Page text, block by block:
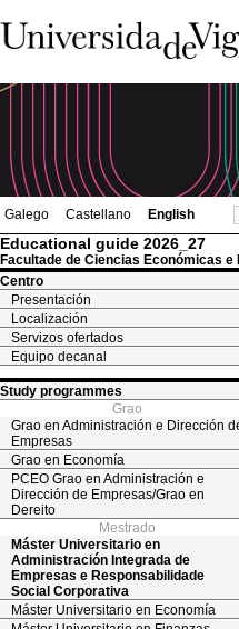
Galego Castellano English
Educational guide 2026_27
Facultade de Ciencias Económicas e
Centro
Presentación
Localización
Servizos ofertados
Equipo decanal
Study programmes
Grao
Grao en Administración e Dirección
Empresas
Grao en Economía
PCEO Grao en Administración e
Dirección de Empresas/Grao en
Dereito
Mestrado
Máster Universitario en
Administración Integrada de
Empresas e Responsabilidade
Social Corporativa
Máster Universitario en Economía